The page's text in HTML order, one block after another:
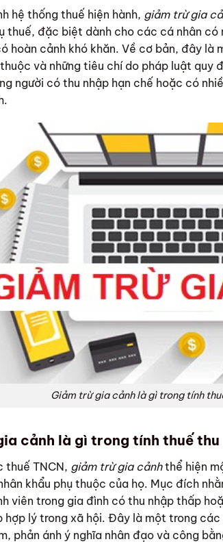
hệ thống thuế hiện hành, giảm trừ gia
thuế, đặc biệt dành cho các cá nhân có
hoàn cảnh khó khăn. Về cơ bản, đây là
và những tiêu chí do pháp luật quy
người có thu nhập hạn chế hoặc có
Giảm trừ gia cảnh là gì trong tính
cảnh là gì trong tính thuế thu
thuế TNCN, giảm trừ gia cảnhthể hiện
khẩu phụ thuộc của họ. Mục đích
viên trong gia đình có thu nhập thấp
hợp lý trong xã hội. Đây là một trong
phản ánh ý nghĩa nhân đạo và công